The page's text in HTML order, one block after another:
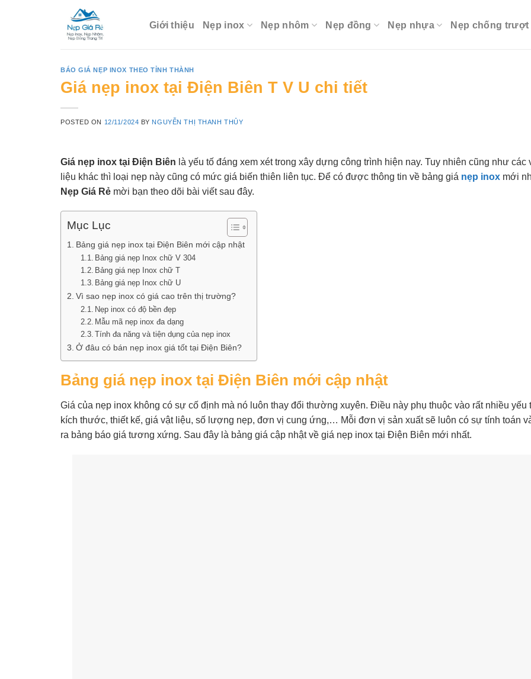
Giới thiệu Nẹp inox Nẹp nhôm Nẹp đồng Nẹp nhựa Nẹp chống trượt
BÁO GIÁ NẸP INOX THEO TỈNH THÀNH
Giá nẹp inox tại Điện Biên T V U chi tiết
POSTED ON 12/11/2024 BY NGUYỄN THỊ THANH THỦY
Giá nẹp inox tại Điện Biên là yếu tố đáng xem xét trong xây dựng công trình hiện nay. Tuy nhiên cũng như các
liệu khác thì loại nẹp này cũng có mức giá biến thiên liên tục. Để có được thông tin về bảng giá nẹp inox mới
Nẹp Giá Rẻ mời bạn theo dõi bài viết sau đây.
Mục Lục
Bảng giá nẹp inox tại Điện Biên mới cập nhật
Bảng giá nẹp Inox chữ V 304
Bảng giá nẹp Inox chữ T
Bảng giá nẹp Inox chữ U
Vì sao nẹp inox có giá cao trên thị trường?
Nẹp inox có độ bền đẹp
Mẫu mã nẹp inox đa dạng
Tính đa năng và tiện dụng của nẹp inox
Ở đâu có bán nẹp inox giá tốt tại Điện Biên?
Bảng giá nẹp inox tại Điện Biên mới cập nhật
Giá của nẹp inox không có sự cố định mà nó luôn thay đổi thường xuyên. Điều này phụ thuộc vào rất nhiều yếu
kích thước, thiết kế, giá vật liệu, số lượng nẹp, đơn vị cung ứng,… Mỗi đơn vị sản xuất sẽ luôn có sự tính toán
ra bảng báo giá tương xứng. Sau đây là bảng giá cập nhật về giá nẹp inox tại Điện Biên mới nhất.